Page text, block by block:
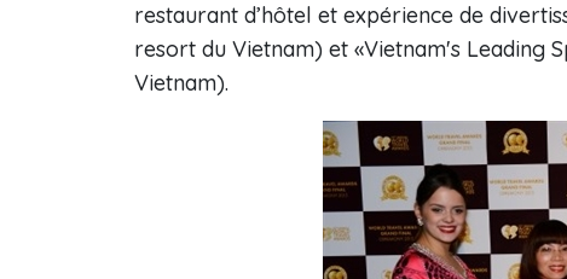
restaurant d’hôtel et expérience de
resort du Vietnam) et «Vietnam's Leading
Vietnam).